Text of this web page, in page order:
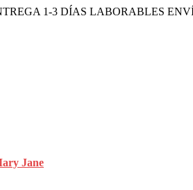
1-3 DÍAS LABORABLES
Jane